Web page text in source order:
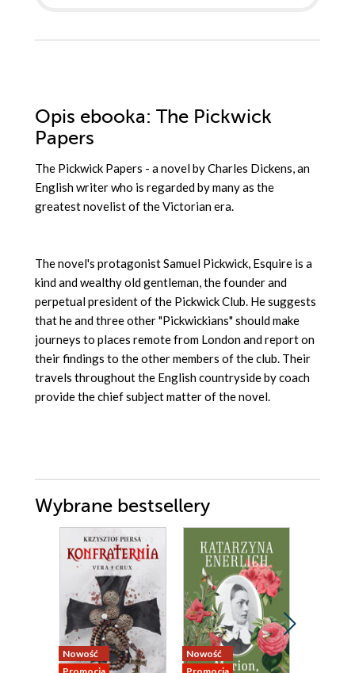
Opis ebooka: The Pickwick
Papers
The Pickwick Papers - a novel by Charles Dickens, an
English writer who is regarded by many as the
greatest novelist of the Victorian era.
The novel's protagonist Samuel Pickwick, Esquire is a
kind and wealthy old gentleman, the founder and
perpetual president of the Pickwick Club. He suggests
that he and three other "Pickwickians" should make
journeys to places remote from London and report on
their findings to the other members of the club. Their
travels throughout the English countryside by coach
provide the chief subject matter of the novel.
Wybrane bestsellery
Nowość
Nowość